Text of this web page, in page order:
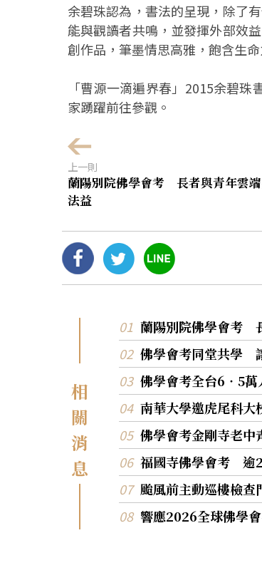
余碧珠認為，書法的呈現，除了
能與觀讀者共鳴，並發揮外部效
創作品，筆墨情思高雅，飽含生命
「曹源一滴遍界春」2015余碧
家踴躍前往參觀。
上一則
蘭陽別院佛學會考 長者與青年雲
法益
相
關
消
息
蘭陽別院佛學會考
佛學會考同堂共學
佛學會考全台6‧5
南華大學邀虎尾科
佛學會考金剛寺老
福國寺佛學會考 逾2
颱風前主動巡樓檢
響應2026全球佛學